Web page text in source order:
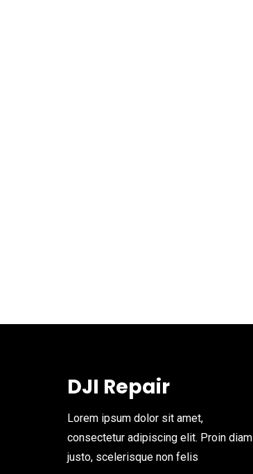
DJI Repair
Lorem ipsum dolor sit amet,
consectetur adipiscing elit. Proin diam
justo, scelerisque non felis